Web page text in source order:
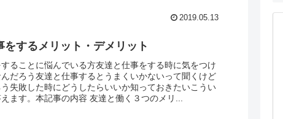
2019.05.13
をするメリット・デメリット
ることに悩んでいる方友達と仕事をする時に気をつけ
だろう友達と仕事するとうまくいかないって聞くけど
失敗した時にどうしたらいいか知っておきたいこうい
ます。本記事の内容 友達と働く３つのメリ...